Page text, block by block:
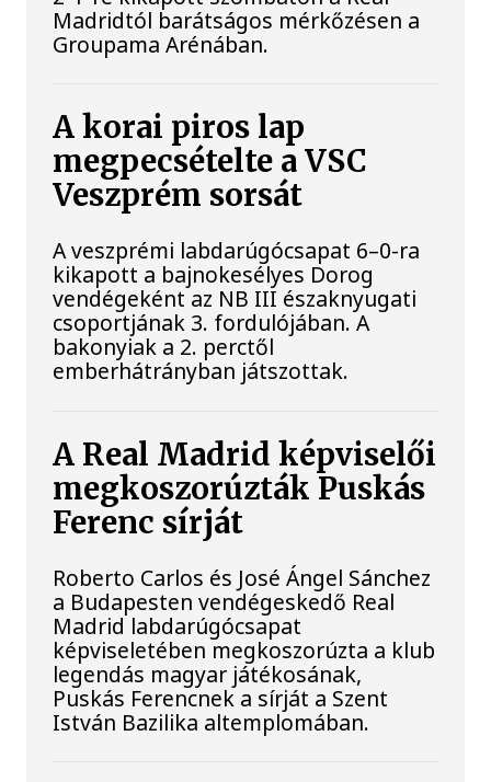
Madridtól barátságos mérkőzésen a
Groupama Arénában.
A korai piros lap
megpecsételte a VSC
Veszprém sorsát
A veszprémi labdarúgócsapat 6–0-ra
kikapott a bajnokesélyes Dorog
vendégeként az NB III északnyugati
csoportjának 3. fordulójában. A
bakonyiak a 2. perctől
emberhátrányban játszottak.
A Real Madrid képviselői
megkoszorúzták Puskás
Ferenc sírját
Roberto Carlos és José Ángel Sánchez
a Budapesten vendégeskedő Real
Madrid labdarúgócsapat
képviseletében megkoszorúzta a klub
legendás magyar játékosának,
Puskás Ferencnek a sírját a Szent
István Bazilika altemplomában.